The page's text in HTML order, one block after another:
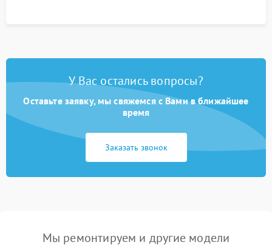
У Вас остались вопросы?
Оставьте заявку, мы свяжемся с Вами в ближайшее
время
Заказать звонок
Мы ремонтируем и другие модели